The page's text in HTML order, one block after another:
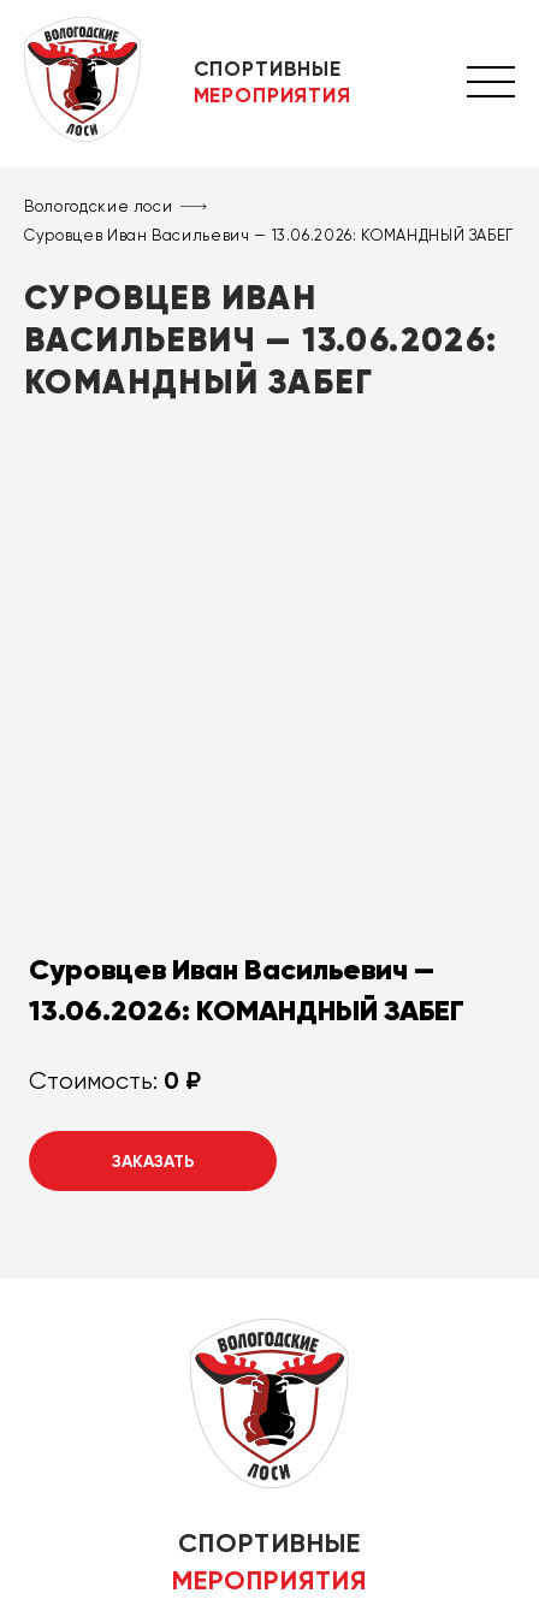
СПОРТИВНЫЕ
МЕРОПРИЯТИЯ
Вологодские лоси
Суровцев Иван Васильевич — 13.06.2026: КОМАНДНЫЙ ЗАБЕГ
СУРОВЦЕВ ИВАН
ВАСИЛЬЕВИЧ — 13.06.2026:
КОМАНДНЫЙ ЗАБЕГ
Суровцев Иван Васильевич —
13.06.2026: КОМАНДНЫЙ ЗАБЕГ
Стоимость: 0 ₽
ЗАКАЗАТЬ
СПОРТИВНЫЕ
МЕРОПРИЯТИЯ